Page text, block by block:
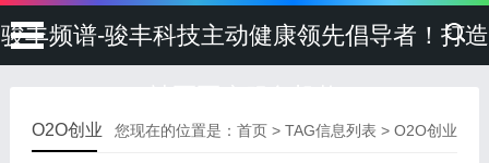
骏丰频谱-骏丰科技主动健康领先倡导者！打造
您现在的位置是：首页 > TAG信息列表 > O2O创业
O2O创业